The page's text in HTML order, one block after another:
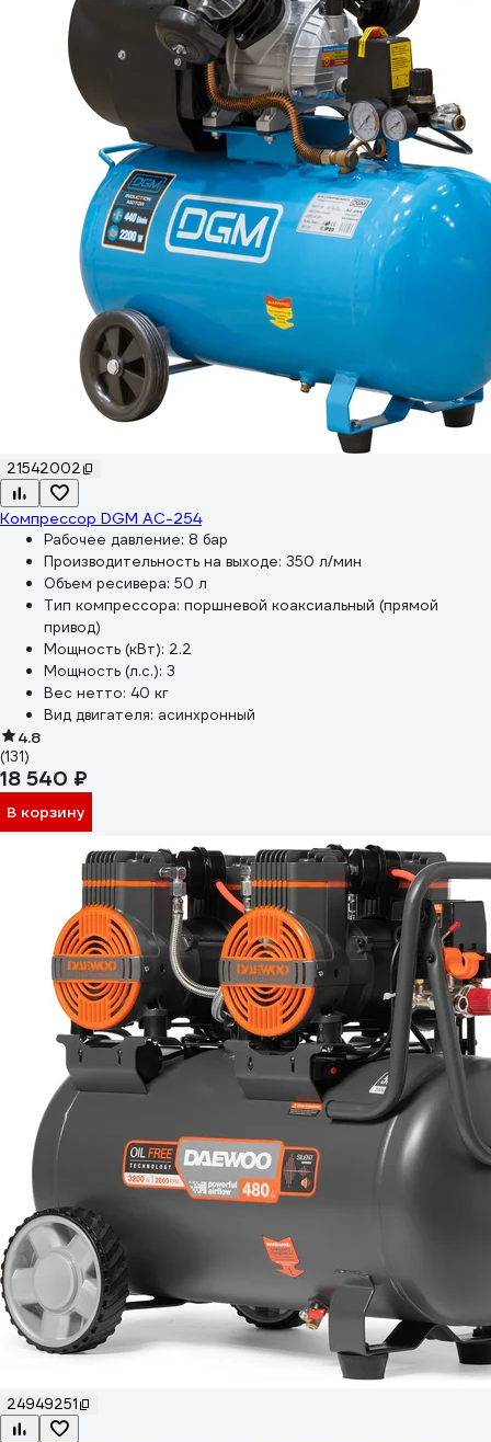
21542002
Компрессор DGM AC-254
Рабочее давление: 8 бар
Производительность на выходе: 350 л/мин
Объем ресивера: 50 л
Тип компрессора: поршневой коаксиальный (прямой
привод)
Мощность (кВт): 2.2
Мощность (л.с.): 3
Вес нетто: 40 кг
Вид двигателя: асинхронный
4.8
(131)
18 540 ₽
В корзину
24949251